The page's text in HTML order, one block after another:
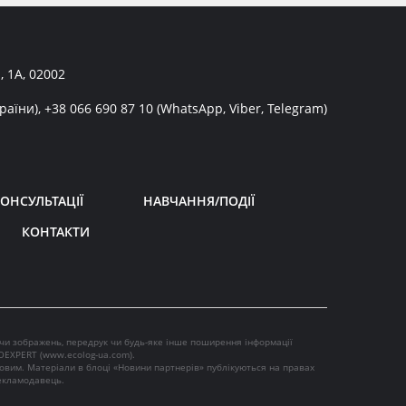
1А, 02002
+38 066 690 87 10 (WhatsApp, Viber, Telegram)
НАВЧАННЯ/ПОДІЇ
КОНТАКТИ
зображень, передрук чи будь-яке інше поширення інформації
(www.ecolog-ua.com).
Матеріали в блоці «Новини партнерів» публікуються на правах